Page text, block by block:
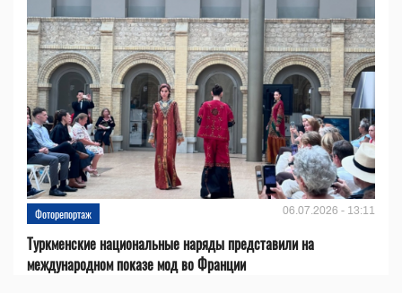
Фоторепортаж 06.07.2026 - 13:11
Туркменские национальные наряды представили на
международном показе мод во Франции